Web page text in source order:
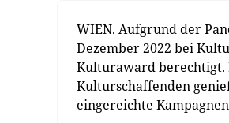
WIEN. Aufgrund der
Dezember 2022 bei
Kulturaward berechtigt.
Kulturschaffenden
eingereichte